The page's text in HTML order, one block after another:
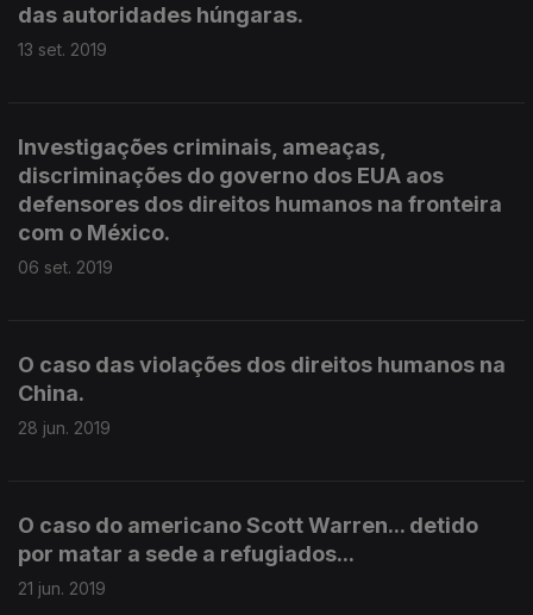
das autoridades húngaras.
13 set. 2019
Investigações criminais, ameaças,
discriminações do governo dos EUA aos
defensores dos direitos humanos na fronteira
com o México.
06 set. 2019
O caso das violações dos direitos humanos na
China.
28 jun. 2019
O caso do americano Scott Warren... detido
por matar a sede a refugiados...
21 jun. 2019